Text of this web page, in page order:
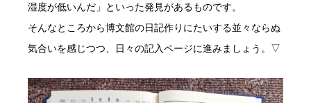
湿度が低いんだ」といった発見があるものです。
そんなところから博文館の日記作りにたいする並々ならぬ
気合いを感じつつ、日々の記入ページに進みましょう。▽